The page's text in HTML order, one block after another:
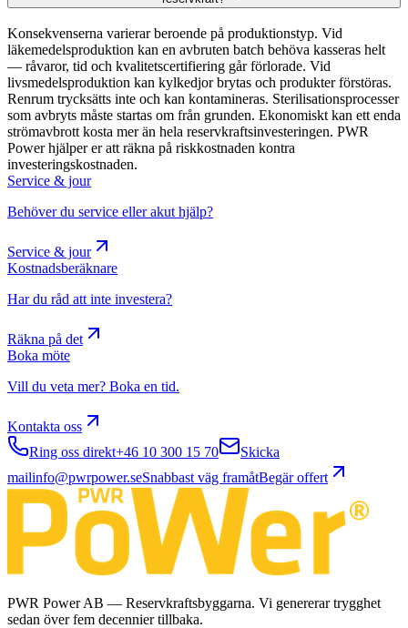
Konsekvenserna varierar beroende på produktionstyp. Vid
läkemedelsproduktion kan en avbruten batch behöva kasseras helt
— råvaror, tid och kvalitetscertifiering går förlorade. Vid
livsmedelsproduktion kan kylkedjor brytas och produkter förstöras.
Renrum trycksätts inte och kan kontamineras. Sterilisationsprocesser
som avbryts måste startas om från grunden. Ekonomiskt kan ett enda
strömavbrott kosta mer än hela reservkraftsinvesteringen. PWR
Power hjälper er att räkna på riskkostnaden kontra
investeringskostnaden.
Service & jour
Behöver du service eller akut hjälp?
Service & jour
Kostnadsberäknare
Har du råd att inte investera?
Räkna på det
Boka möte
Vill du veta mer? Boka en tid.
Kontakta oss
Ring oss direkt+46 10 300 15 70
Skicka
mailinfo@pwrpower.seSnabbast väg framåtBegär offert
PWR Power AB — Reservkraftsbyggarna. Vi genererar trygghet
sedan över fem decennier tillbaka.